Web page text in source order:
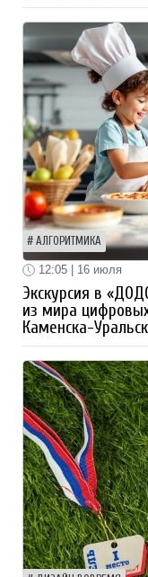
АЛГОРИТМИКА
12:05 | 16 июля
Экскурсия в
из мира
Каменска-